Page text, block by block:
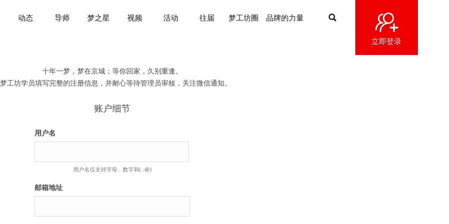
立即登录
动态 导师 梦之星 视频 活动 往届 梦工坊圈 品牌的力量
十年一梦，梦在京城；等你回家，久别重逢。
工坊学员填写完整的注册信息，并耐心等待管理员审核，关注微信通知。
账户细节
用户名
用户名仅支持字母、数字和(.-@)
邮箱地址